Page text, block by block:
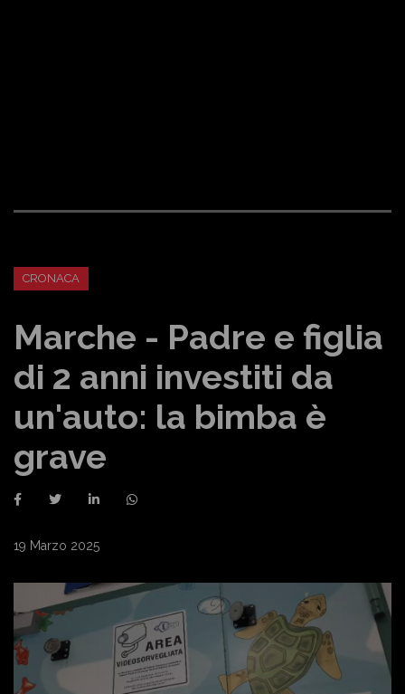
CRONACA
Marche - Padre e figlia
di 2 anni investiti da
un'auto: la bimba è
grave
19 Marzo 2025